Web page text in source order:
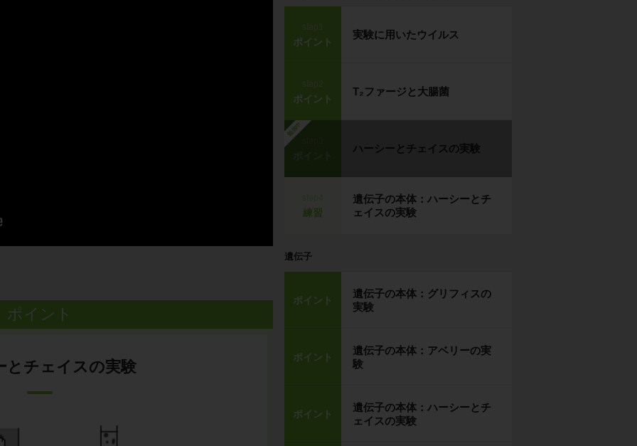
ポイント
とチェイスの実験
step1
ポイント
実験に用いたウイルス
step2
ポイント
T₂ファージと大腸菌
勉強中
ポイント
ハーシーとチェイスの実験
練習
遺伝子の本体：ハーシーとチ
ェイスの実験
遺伝子
ポイント
遺伝子の本体：グリフィスの
実験
ポイント
遺伝子の本体：アベリーの実
験
ポイント
遺伝子の本体：ハーシーとチ
ェイスの実験